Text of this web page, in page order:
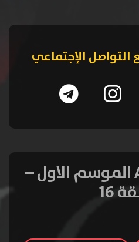
التواصل الإجتماعي
مسلسل Angel الموسم الاول –
16